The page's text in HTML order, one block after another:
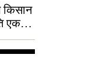
किसान
एकड़